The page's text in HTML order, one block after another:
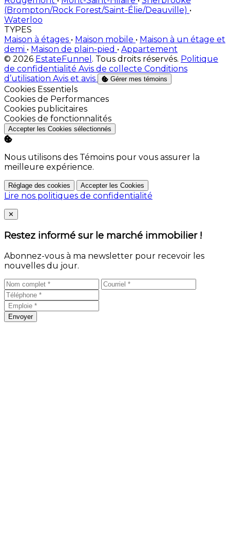
(Brompton/Rock Forest/Saint-Élie/Deauville) •
Waterloo
TYPES
Maison à étages • Maison mobile • Maison à un étage et
demi • Maison de plain-pied • Appartement
© 2026 EstateFunnel . Tous droits réservés. Politique
de confidentialité Avis de collecte Conditions
d’utilisation Avis et avis Gérer mes témoins
Activer
Cookies Essentiels
Activer
Cookies de Performances
Activer
Cookies publicitaires
Activer
Cookies de fonctionnalités
Accepter les Cookies sélectionnés
Nous utilisons des Témoins pour vous assurer la
meilleure expérience.
Réglage des cookies Accepter les Cookies
Lire nos politiques de confidentialité
Close
✕
Restez informé sur le marché immobilier !
Abonnez-vous à ma newsletter pour recevoir les
nouvelles du jour.
Envoyer